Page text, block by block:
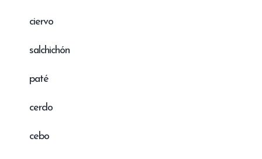
ciervo
salchichón
paté
cerdo
cebo